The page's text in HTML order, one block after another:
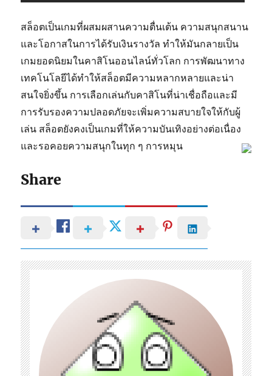
สล็อตเป็นเกมที่ผสมผสานความตื่นเต้น ความสนุกสนาน
และโอกาสในการได้รับเงินรางวัล ทำให้มันกลายเป็น
เกมยอดนิยมในคาสิโนออนไลน์ทั่วโลก การพัฒนาทาง
เทคโนโลยีได้ทำให้สล็อตมีความหลากหลายและน่า
สนใจยิ่งขึ้น การเลือกเล่นกับคาสิโนที่น่าเชื่อถือและมี
การรับรองความปลอดภัยจะเพิ่มความสบายใจให้กับผู้
เล่น สล็อตยังคงเป็นเกมที่ให้ความบันเทิงอย่างต่อเนื่อง
และรอคอยความสนุกในทุก ๆ การหมุน
Share